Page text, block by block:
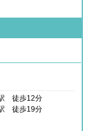
徒歩12分
徒歩19分